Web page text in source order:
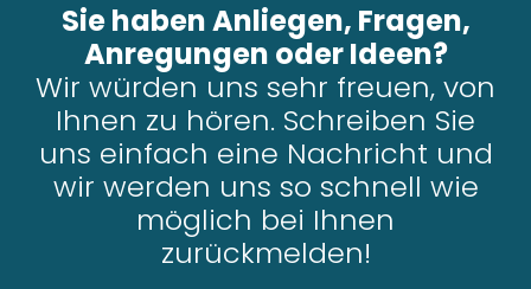
Sie haben Anliegen, Fragen,
Anregungen oder Ideen?
Wir würden uns sehr freuen, von
Ihnen zu hören. Schreiben Sie
uns einfach eine Nachricht und
wir werden uns so schnell wie
möglich bei Ihnen
zurückmelden!